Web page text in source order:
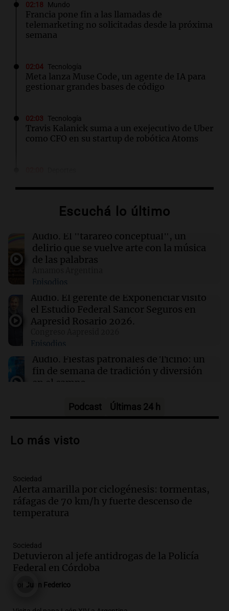
02:18 Mundo
Francia pone fin a las llamadas de
telemarketing no solicitadas desde la próxima
semana
02:04 Tecnología
Meta lanza Muse Code, un agente de IA para
gestionar grandes bases de código
02:03 Tecnología
Travis Kalanick suma a un exejecutivo de Uber
como CFO en su startup de robótica Atoms
enfrentan en octavos de la Copa Argentina:
01:54 Mundo
Fallecen dos soldados israelíes en Líbano,
marcando el primer incidente mortal desde
junio
01:37 Mundo
Trump señala a Canadá por incendios
forestales, pero los científicos advierten sobre
el cambio climático
01:30 Ciencia
Un tratamiento con THC elimina las pesadillas
en pacientes con PTSD, según un estudio
Escuchá lo último
Audio. El "tarareo conceptual", un
delirio que se vuelve arte con la música
de las palabras
Episodios
Audio. El gerente de Exponenciar visitó
el Estudio Federal Sancor Seguros en
Aapresid Rosario 2026.
Episodios
Audio. Fiestas patronales de Ticino: un
fin de semana de tradición y diversión
en el campo
Audio.Preparativos para la feria en La
de apertura
Audio.
lluvias, senadores manifiestan
oposición a ley de tierras
Panorama Federal
Audio.
centro de esquí Penitentes Park tras
siete años de cierre por falta de nieve
Episodios
Podcast Últimas 24 h
Lo más visto
Sociedad
Alerta amarilla por ciclogénesis: tormentas,
ráfagas de 70 km/h y fuerte descenso de
temperatura
Sociedad
Detuvieron al jefe antidrogas de la Policía
Federal en Córdoba
Juan Federico